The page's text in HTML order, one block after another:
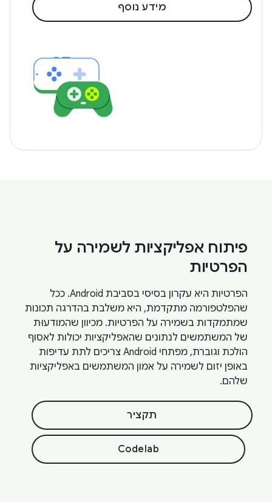
מידע נוסף
פיתוח אפליקציות לשמירה על
הפרטיות
הפרטיות היא עקרון בסיסי בסביבת Android. ככל
שהפלטפורמה מתקדמת, היא משלבת בהדרגה תכונות
שמתמקדות בשמירה על הפרטיות. מכיוון שהמודעוּת
של המשתמשים לנתונים שהאפליקציות יכולות לאסוף
הולכת וגוברת, מפתחי Android צריכים לתת עדיפות
באופן יזום לשמירה על אמון המשתמשים באפליקציות
שלהם.
תקציר
Codelab